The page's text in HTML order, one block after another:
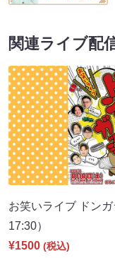
関連ライブ配
お笑いライブ ドン
17:30）
¥1500 (税込)